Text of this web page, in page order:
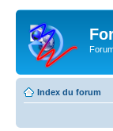
Index du forum